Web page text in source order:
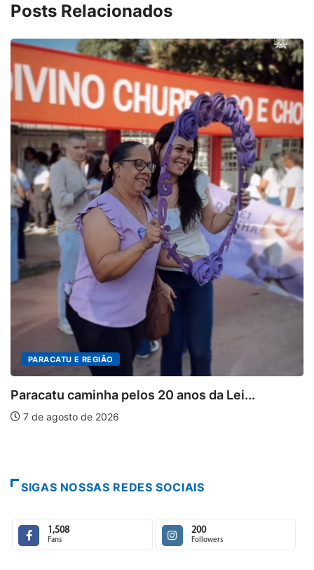
Posts Relacionados
PARACATU E REGIÃO
SIGAS NOSSAS REDES SOCIAIS
1,508
Fans
200
Followers